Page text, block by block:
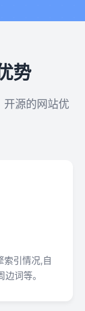
势
开源的网站优
索引情况,自
词等。